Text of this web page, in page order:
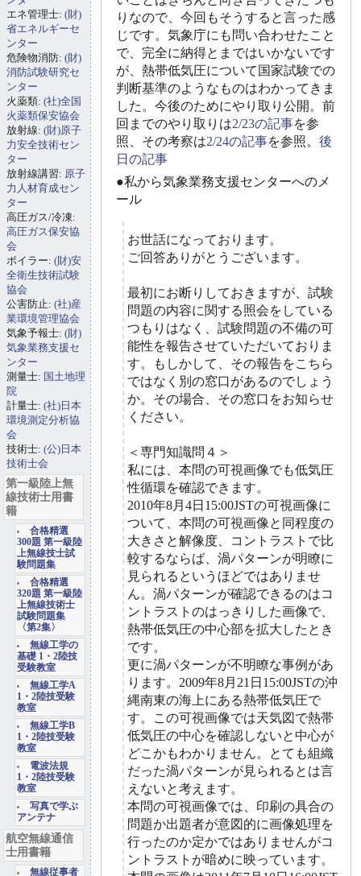
りなので、今回もそうすると言った感
じです。気象庁にも問い合わせたこと
で、完全に納得とまではいかないです
が、熱帯低気圧について国家試験での
判断基準のようなものはわかってきま
した。今後のためにやり取り公開。前
回までのやり取りは2/23の記事を参
照、その考察は2/24の記事を参照。 後
日の記事
●私から気象業務支援センターへのメ
ール
お世話になっております。
ご回答ありがとうございます。
最初にお断りしておきますが、試験
問題の内容に関する照会をしている
つもりはなく、試験問題の不備の可
能性を報告させていただいておりま
す。もしかして、その報告をこちら
ではなく別の窓口があるのでしょう
か。その場合、その窓口をお知らせ
ください。
＜専門知識問４＞
私には、本問の可視画像でも低気圧
性循環を確認できます。
2010年8月4日15:00JSTの可視画像に
ついて、本問の可視画像と同程度の
大きさと解像度、コントラストで比
較するならば、渦パターンが明瞭に
見られるというほどではありませ
ん。渦パターンが確認できるのはコ
ントラストのはっきりした画像で、
熱帯低気圧の中心部を拡大したとき
です。
更に渦パターンが不明瞭な事例があ
ります。2009年8月21日15:00JSTの沖
縄南東の海上にある熱帯低気圧で
す。この可視画像では天気図で熱帯
低気圧の中心を確認しないと中心が
どこかもわかりません。とても組織
だった渦パターンが見られるとは言
えないと考えます。
本問の可視画像では、印刷の具合の
問題か出題者が意図的に画像処理を
行ったのか定かではありませんがコ
ントラストが暗めに映っています。
エネ管理士: (財)
省エネルギーセ
ンター
危険物消防: (財)
消防試験研究セ
ンター
火薬類: (社)全国
火薬類保安協会
放射線: (財)原子
力安全技術セン
ター
放射線講習: 原子
力人材育成セン
ター
高圧ガス/冷凍:
高圧ガス保安協
会
ボイラー: (財)安
全衛生技術試験
協会
公害防止: (社)産
業環境管理協会
気象予報士: (財)
気象業務支援セ
ンター
測量士: 国土地理
院
計量士: (社)日本
環境測定分析協
会
技術士: (公)日本
技術士会
第一級陸上無
線技術士用書
籍
合格精選
300題 第一級陸
上無線技士試
験問題集
合格精選
320題 第一級陸
上無線技術士
試験問題集
〈第2集〉
無線工学の
基礎 1・2陸技
受験教室
無線工学A
1・2陸技受験
教室
無線工学B
1・2陸技受験
教室
電波法規
1・2陸技受験
教室
写真で学ぶ
アンテナ
航空無線通信
士用書籍
無線従事者